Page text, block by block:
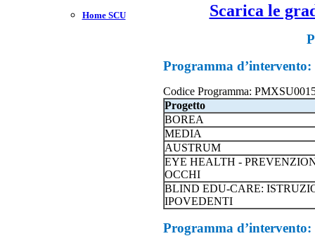
Home SCU Scarica le
Programma
Codice Programma:
Progetto
BOREA
MEDIA
AUSTRUM
EYE HEALTH -
OCCHI
BLIND EDU-CARE:
IPOVEDENTI
Programma